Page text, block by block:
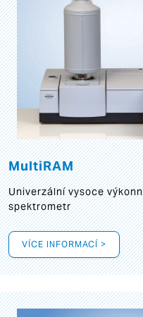
MultiRAM
Univerzální vysoce
spektrometr
VÍCE INFORMACÍ >